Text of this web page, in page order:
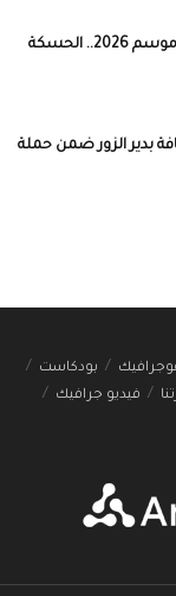
قفزة في إنتاج القمح السوري خلال موسم 2026.. الحسكة
بدير الزور ضمن حملة
بودكاست
فيديو جرافيك